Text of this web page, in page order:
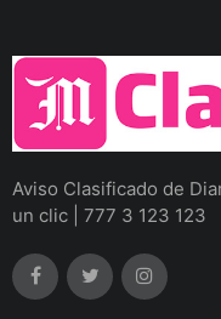
Aviso Clasificado de
un clic | 777 3 123 123